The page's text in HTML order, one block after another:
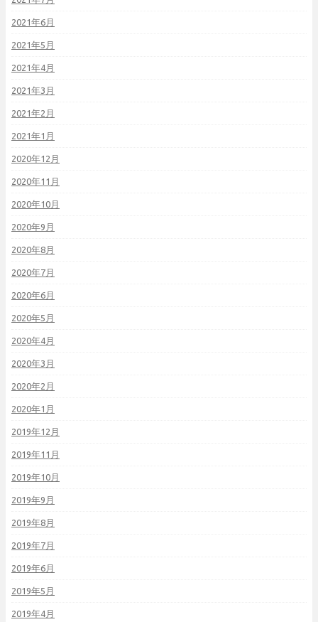
2021年6月
2021年5月
2021年4月
2021年3月
2021年2月
2021年1月
2020年12月
2020年11月
2020年10月
2020年9月
2020年8月
2020年7月
2020年6月
2020年5月
2020年4月
2020年3月
2020年2月
2020年1月
2019年12月
2019年11月
2019年10月
2019年9月
2019年8月
2019年7月
2019年6月
2019年5月
2019年4月